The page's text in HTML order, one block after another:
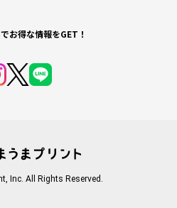
お得な情報をGET！
Inc. All Rights Reserved.